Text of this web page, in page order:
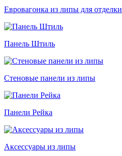
Евровагонка из липы для отделки
Панель Штиль
Стеновые панели из липы
Панели Рейка
Аксессуары из липы